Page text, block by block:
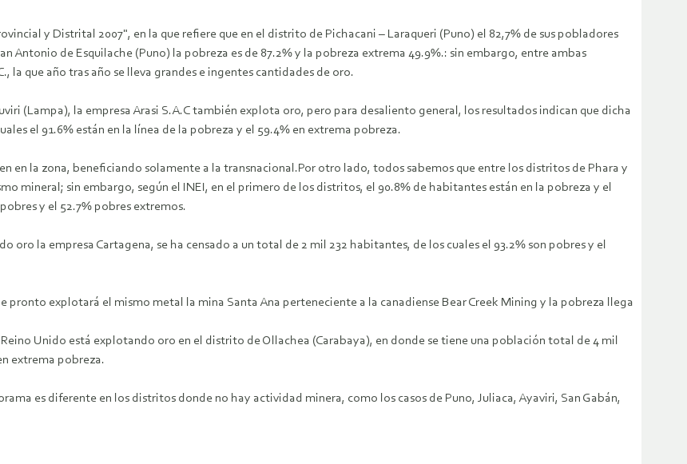
y Distrital 2007", en la que refiere que en el distrito de Pichacani – Laraqueri (Puno) el 82,7% de sus pobladores
Antonio de Esquilache (Puno) la pobreza es de 87.2% y la pobreza extrema 49.9%.: sin embargo, entre ambas
la que año tras año se lleva grandes e ingentes cantidades de oro.
(Lampa), la empresa Arasi S.A.C también explota oro, pero para desaliento general, los resultados indican que dicha
el 91.6% están en la línea de la pobreza y el 59.4% en extrema pobreza.
en la zona, beneficiando solamente a la transnacional.Por otro lado, todos sabemos que entre los distritos de Phara y
mineral; sin embargo, según el INEI, en el primero de los distritos, el 90.8% de habitantes están en la pobreza y el
y el 52.7% pobres extremos.
la empresa Cartagena, se ha censado a un total de 2 mil 232 habitantes, de los cuales el 93.2% son pobres y el
explotará el mismo metal la mina Santa Ana perteneciente a la canadiense Bear Creek Mining y la pobreza llega
Unido está explotando oro en el distrito de Ollachea (Carabaya), en donde se tiene una población total de 4 mil
extrema pobreza.
es diferente en los distritos donde no hay actividad minera, como los casos de Puno, Juliaca, Ayaviri, San Gabán,